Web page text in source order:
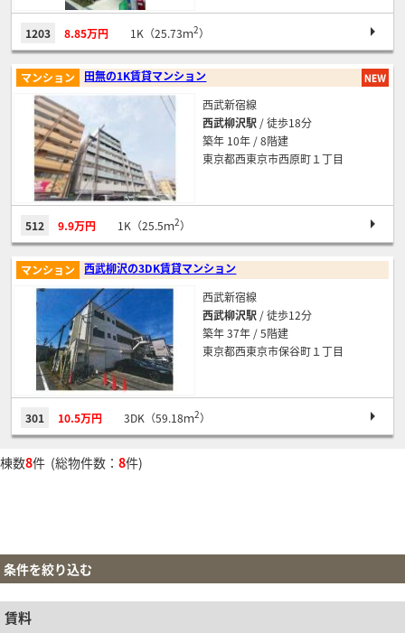
1203 8.85万円 1K（25.73ｍ2）
田無の1K賃貸マンション
マンション
西武新宿線
西武柳沢駅 / 徒歩18分
築年 10年 / 8階建
東京都西東京市西原町１丁目
512 9.9万円 1K（25.5ｍ2）
西武柳沢の3DK賃貸マンション
マンション
西武新宿線
西武柳沢駅 / 徒歩12分
築年 37年 / 5階建
東京都西東京市保谷町１丁目
301 10.5万円 3DK（59.18ｍ2）
棟数8件 (総物件数： 8件)
条件を絞り込む
賃料